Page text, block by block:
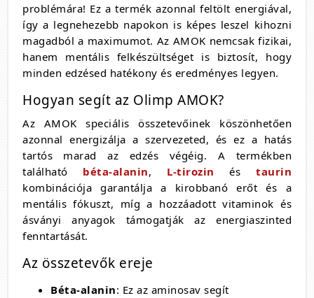
problémára! Ez a termék azonnal feltölt energiával,
így a legnehezebb napokon is képes leszel kihozni
magadból a maximumot. Az AMOK nemcsak fizikai,
hanem mentális felkészültséget is biztosít, hogy
minden edzésed hatékony és eredményes legyen.
Hogyan segít az Olimp AMOK?
Az AMOK speciális összetevőinek köszönhetően
azonnal energizálja a szervezeted, és ez a hatás
tartós marad az edzés végéig. A termékben
található béta-alanin, L-tirozin és taurin
kombinációja garantálja a kirobbanó erőt és a
mentális fókuszt, míg a hozzáadott vitaminok és
ásványi anyagok támogatják az energiaszinted
fenntartását.
Az összetevők ereje
Béta-alanin: Ez az aminosav segít